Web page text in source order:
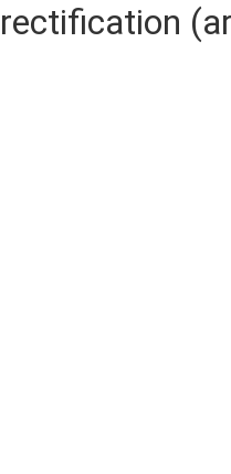
rectification